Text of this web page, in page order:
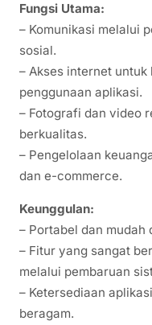
Fungsi Utama:
– Komunikasi melalui
sosial.
– Akses internet
penggunaan aplikasi.
– Fotografi dan video
berkualitas.
– Pengelolaan
dan e-commerce.
Keunggulan:
– Portabel dan mudah
– Fitur yang sangat
melalui pembaruan
– Ketersediaan
beragam.